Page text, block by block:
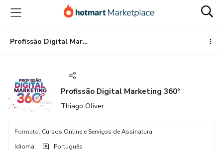
para
conteúdo
principal
para
pagamento
para
rodapé
Profissão Digital Marketing 360º
Profissão Digital Marketing 360º
Thiago Oliver
Formato: Cursos Online e Serviços de Assinatura
Idioma: Português